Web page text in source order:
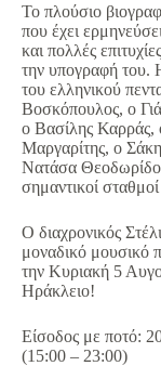
Το πλούσιο
που έχει
και πολλές
την υπογραφή του.
του ελληνικού
Βοσκόπουλος, ο
ο Βασίλης Καρράς,
Μαργαρίτης, ο
Νατάσα
σημαντικοί
Ο διαχρονικός
μοναδικό μουσικό
την Κυριακή 5
Ηράκλειο!
Είσοδος με ποτό:
(15:00 – 23:00)